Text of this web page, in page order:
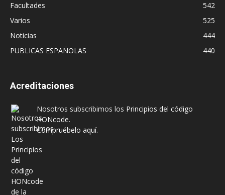
Facultades
542
Varios
525
Noticias
444
PUBLICAS ESPAÑOLAS
440
Acreditaciones
Nosotros subscribimos los Principios del código
HONcode.
Compruébelo aquí.